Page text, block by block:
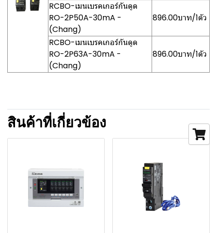
RCBO-เมนเบรคเกอร์กันดูด
RO-2P50A-30mA -
(Chang)
896.00บาท/1ตัว
RCBO-เมนเบรคเกอร์กันดูด
RO-2P63A-30mA -
(Chang)
896.00บาท/1ตัว
สินค้าที่เกี่ยวข้อง